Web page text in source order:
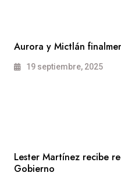
Aurora y Mictlán
19 septiembre, 2025
Lester Martínez recibe
Gobierno